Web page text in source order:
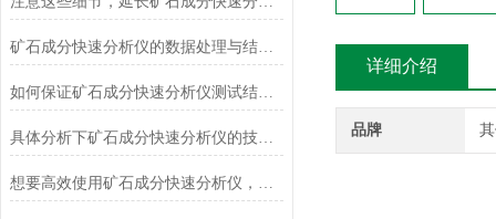
矿石成分快速分析仪的数据处理与结果解释技巧
如何保证矿石成分快速分析仪测试结果的准确性和可靠性？
具体分析下矿石成分快速分析仪的技术原理
想要高效使用矿石成分快速分析仪，来看看这些！
详细介绍
品牌